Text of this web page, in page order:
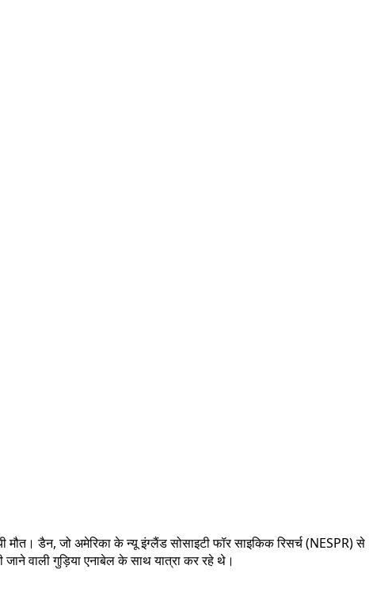
मौत। डैन, जो अमेरिका के न्यू इंग्लैंड सोसाइटी फॉर साइकिक रिसर्च (NESPR) से
वाली गुड़िया एनाबेल के साथ यात्रा कर रहे थे।